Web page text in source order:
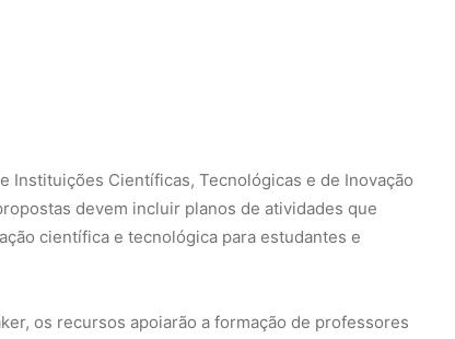
Instituições Científicas, Tecnológicas e de Inovação
devem incluir planos de atividades que
científica e tecnológica para estudantes e
os recursos apoiarão a formação de professores